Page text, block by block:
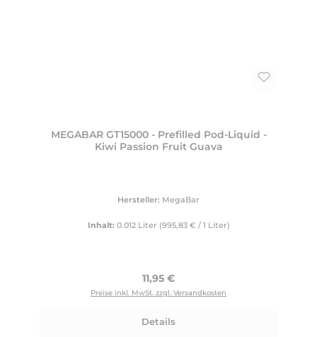
MEGABAR GT15000 - Prefilled Pod-Liquid -
Kiwi Passion Fruit Guava
Hersteller: MegaBar
Inhalt: 0.012 Liter (995,83 € / 1 Liter)
Regulärer Preis:
11,95 €
Preise inkl. MwSt. zzgl. Versandkosten
Details